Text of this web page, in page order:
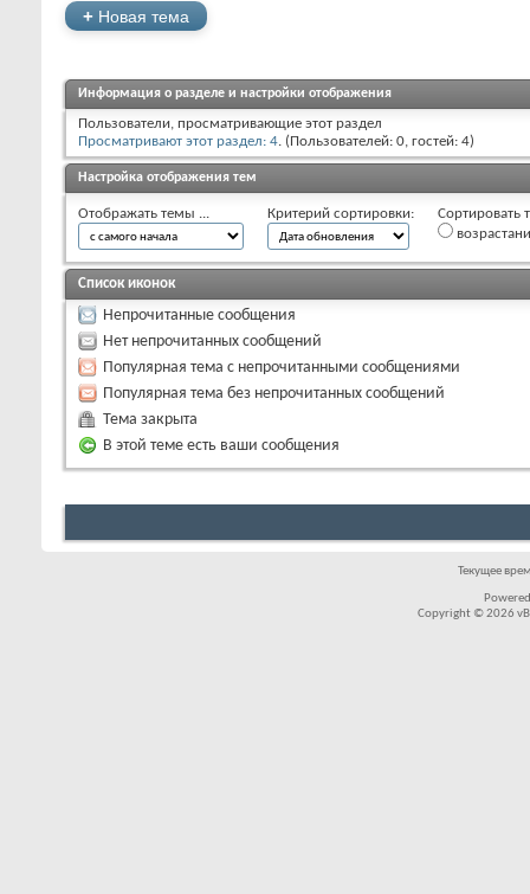
+ Новая тема
Информация о разделе и настройки отображения
Пользователи, просматривающие этот раздел
Просматривают этот раздел: 4. (Пользователей: 0, гостей: 4)
Настройка отображения тем
Отображать темы ... Критерий сортировки:
Сортировать
Список иконок
Непрочитанные сообщения
Нет непрочитанных сообщений
Популярная тема с непрочитанными сообщениями
Популярная тема без непрочитанных сообщений
Тема закрыта
В этой теме есть ваши сообщения
Текущее
Copyright © 2026